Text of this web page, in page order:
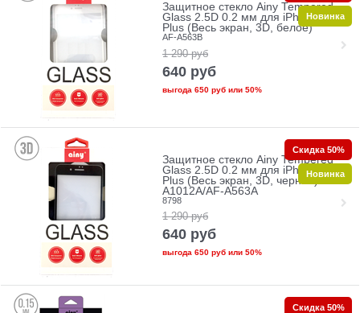
Защитное стекло Ainy Tempered
Glass 2.5D 0.2 мм для iPhone 7
Plus (Весь экран, 3D, белое)
AF-A563B
1 290 руб
640 руб
выгода 650 рубили 50%
Новинка
Защитное стекло Ainy Tempered
Glass 2.5D 0.2 мм для iPhone 7
Plus (Весь экран, 3D, черное) AF-
A1012A/AF-A563A
8798
1 290 руб
640 руб
выгода 650 рубили 50%
Скидка 50%
Новинка
Скидка 50%